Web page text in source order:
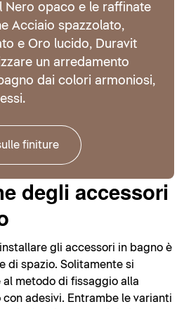
Nero opaco e le raffinate
Acciaio spazzolato,
e Oro lucido, Duravit
un arredamento
dai colori armoniosi,
finiture
degli accessori
gli accessori in bagno è
di spazio. Solitamente si
metodo di fissaggio alla
adesivi. Entrambe le varianti